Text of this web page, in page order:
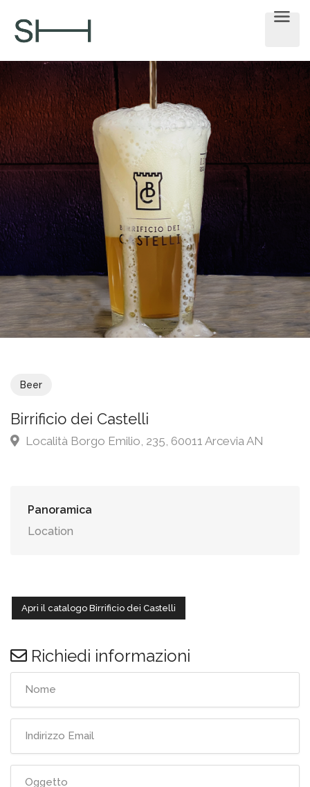
Beer
Birrificio dei Castelli
Località Borgo Emilio, 235, 60011 Arcevia AN
Panoramica
Location
Apri il catalogo Birrificio dei Castelli
Richiedi informazioni